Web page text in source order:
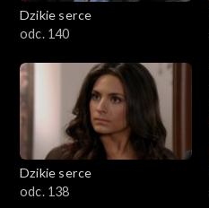
Dzikie serce
odc. 140
Dzikie serce
odc. 138